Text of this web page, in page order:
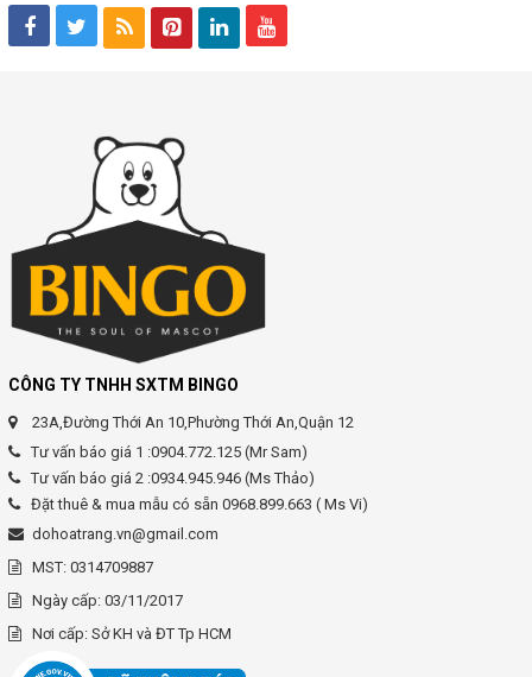
CÔNG TY TNHH SXTM BINGO
23A,Đường Thới An 10,Phường Thới An,Quận 12
Tư vấn báo giá 1 :0904.772.125 (Mr Sam)
Tư vấn báo giá 2 :0934.945.946 (Ms Thảo)
Đặt thuê & mua mẫu có sẵn 0968.899.663 ( Ms Vi)
dohoatrang.vn@gmail.com
MST: 0314709887
Ngày cấp: 03/11/2017
Nơi cấp: Sở KH và ĐT Tp HCM